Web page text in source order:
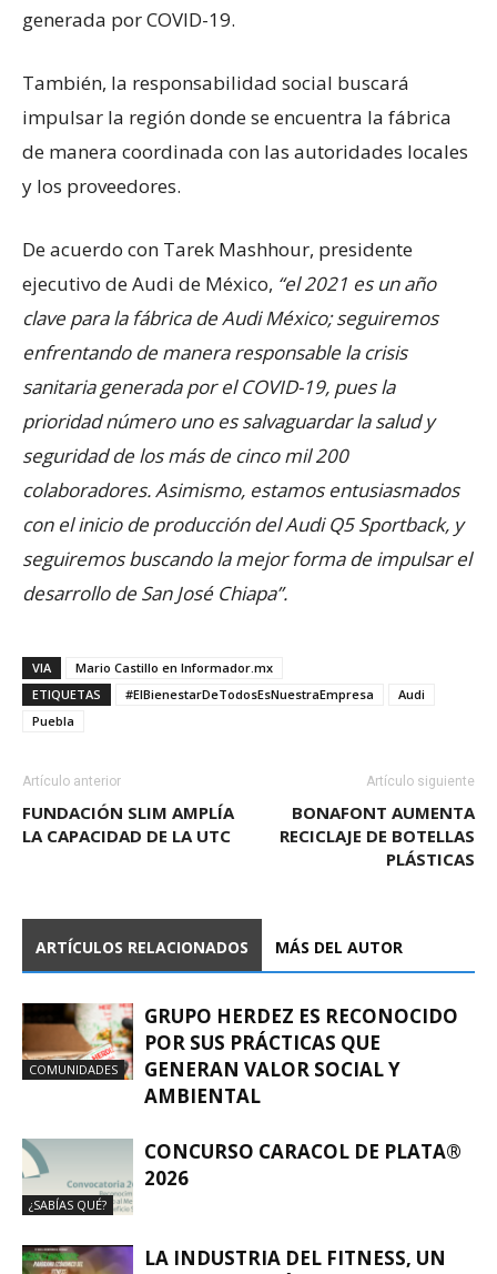
generada por COVID-19.
También, la responsabilidad social buscará
impulsar la región donde se encuentra la fábrica
de manera coordinada con las autoridades locales
y los proveedores.
De acuerdo con Tarek Mashhour, presidente
ejecutivo de Audi de México, “el 2021 es un año
clave para la fábrica de Audi México; seguiremos
enfrentando de manera responsable la crisis
sanitaria generada por el COVID-19, pues la
prioridad número uno es salvaguardar la salud y
seguridad de los más de cinco mil 200
colaboradores. Asimismo, estamos entusiasmados
con el inicio de producción del Audi Q5 Sportback, y
seguiremos buscando la mejor forma de impulsar el
desarrollo de San José Chiapa”.
VIA
Mario Castillo en Informador.mx
ETIQUETAS
#ElBienestarDeTodosEsNuestraEmpresa
Audi
Puebla
Artículo anterior
FUNDACIÓN SLIM AMPLÍA
LA CAPACIDAD DE LA UTC
Artículo siguiente
BONAFONT AUMENTA
RECICLAJE DE BOTELLAS
PLÁSTICAS
ARTÍCULOS RELACIONADOS MÁS DEL AUTOR
COMUNIDADES
GRUPO HERDEZ ES RECONOCIDO
POR SUS PRÁCTICAS QUE
GENERAN VALOR SOCIAL Y
AMBIENTAL
¿SABÍAS QUÉ?
CONCURSO CARACOL DE PLATA®
2026
LA INDUSTRIA DEL FITNESS, UN